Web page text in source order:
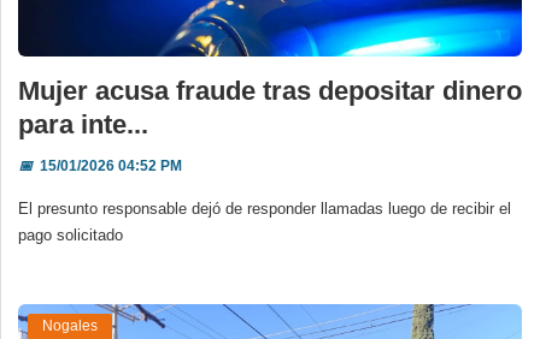
Mujer acusa fraude tras depositar dinero
para inte...
📅15/01/2026 04:52 PM
El presunto responsable dejó de responder llamadas luego de recibir el
pago solicitado
Nogales